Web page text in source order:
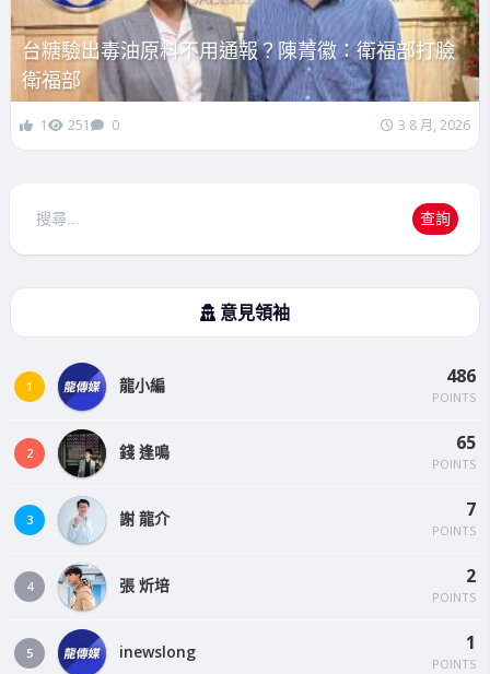
台糖驗出毒油原料不用通報？陳菁徽：衛福部打臉
衛福部
1 251 0 3 8 月, 2026
搜
查詢
意見領袖
1 龍小編 486
POINTS
2 錢 逢鳴 65
POINTS
3 謝 龍介 7
POINTS
4 張 炘培 2
POINTS
5 inewslong 1
POINTS